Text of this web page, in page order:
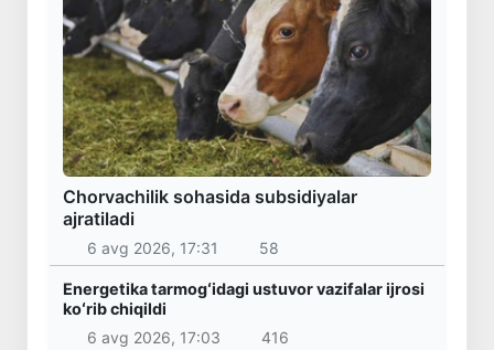
Chorvachilik sohasida subsidiyalar
ajratiladi
6 avg 2026, 17:31 58
Energetika tarmogʻidagi ustuvor vazifalar ijrosi
koʻrib chiqildi
6 avg 2026, 17:03
416